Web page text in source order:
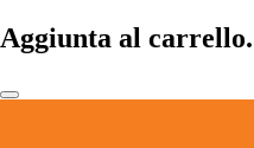
Aggiunta al